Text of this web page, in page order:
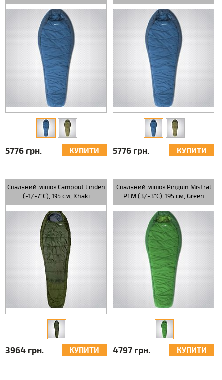
5776 грн. КУПИТИ 5776 грн. КУПИТИ
Спальний мішок Campout Linden
(-1/-7°C), 195 см, Khaki
3964 грн. КУПИТИ
Спальний мішок Pinguin Mistral
PFM (3/-3°C), 195 см, Green
4797 грн. КУПИТИ